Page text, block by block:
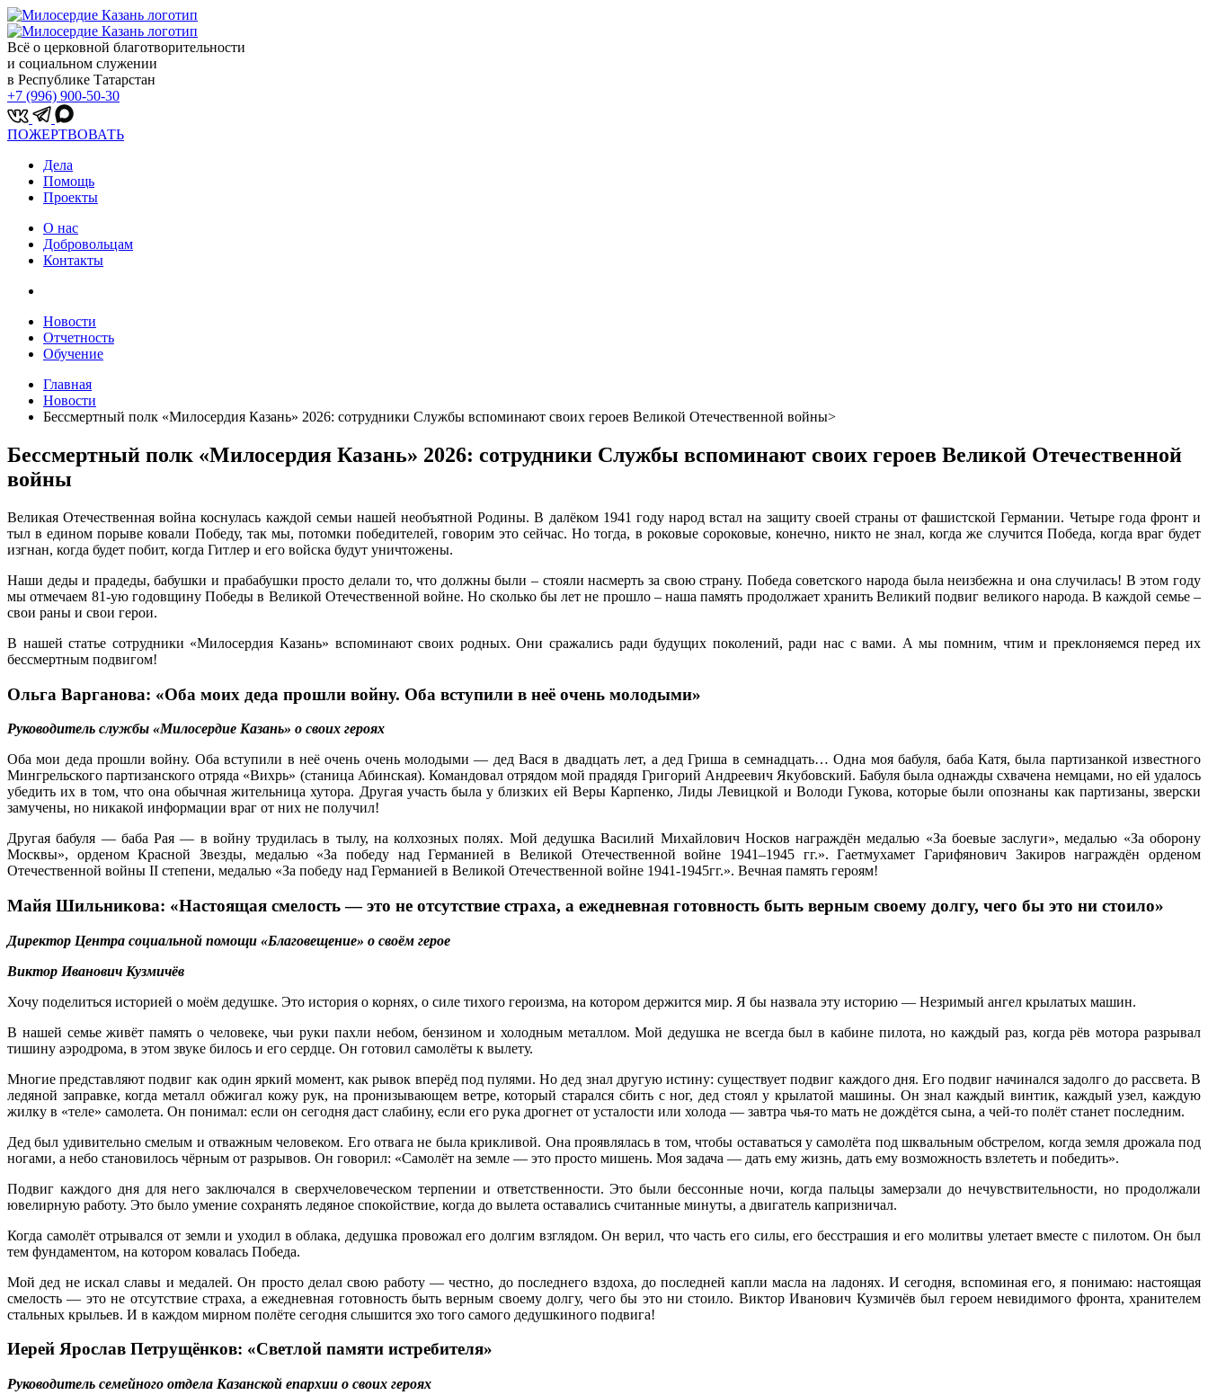
Всё о церковной благотворительности
и социальном служении
в Республике Татарстан
+7 (996) 900-50-30
ПОЖЕРТВОВАТЬ
Дела
Помощь
Проекты
О нас
Добровольцам
Контакты
Новости
Отчетность
Обучение
Главная
Новости
Бессмертный полк «Милосердия Казань» 2026: сотрудники Службы вспоминают своих героев Великой Отечественной войны>
Бессмертный полк «Милосердия Казань» 2026: сотрудники Службы вспоминают своих героев Великой Отечественной
войны
Великая Отечественная война коснулась каждой семьи нашей необъятной Родины. В далёком 1941 году народ встал на защиту своей страны от фашистской Германии. Четыре года фронт и
тыл в едином порыве ковали Победу, так мы, потомки победителей, говорим это сейчас. Но тогда, в роковые сороковые, конечно, никто не знал, когда же случится Победа, когда враг будет
изгнан, когда будет побит, когда Гитлер и его войска будут уничтожены.
Наши деды и прадеды, бабушки и прабабушки просто делали то, что должны были – стояли насмерть за свою страну. Победа советского народа была неизбежна и она случилась! В этом году
мы отмечаем 81-ую годовщину Победы в Великой Отечественной войне. Но сколько бы лет не прошло – наша память продолжает хранить Великий подвиг великого народа. В каждой семье –
свои раны и свои герои.
В нашей статье сотрудники «Милосердия Казань» вспоминают своих родных. Они сражались ради будущих поколений, ради нас с вами. А мы помним, чтим и преклоняемся перед их
бессмертным подвигом!
Ольга Варганова: «Оба моих деда прошли войну. Оба вступили в неё очень молодыми»
Руководитель службы «Милосердие Казань» о своих героях
Оба мои деда прошли войну. Оба вступили в неё очень очень молодыми — дед Вася в двадцать лет, а дед Гриша в семнадцать… Одна моя бабуля, баба Катя, была партизанкой известного
Мингрельского партизанского отряда «Вихрь» (станица Абинская). Командовал отрядом мой прадядя Григорий Андреевич Якубовский. Бабуля была однажды схвачена немцами, но ей удалось
убедить их в том, что она обычная жительница хутора. Другая участь была у близких ей Веры Карпенко, Лиды Левицкой и Володи Гукова, которые были опознаны как партизаны, зверски
замучены, но никакой информации враг от них не получил!
Другая бабуля — баба Рая — в войну трудилась в тылу, на колхозных полях. Мой дедушка Василий Михайлович Носков награждён медалью «За боевые заслуги», медалью «За оборону
Москвы», орденом Красной Звезды, медалью «За победу над Германией в Великой Отечественной войне 1941–1945 гг.». Гаетмухамет Гарифянович Закиров награждён орденом
Отечественной войны II степени, медалью «За победу над Германией в Великой Отечественной войне 1941-1945гг.». Вечная память героям!
Майя Шильникова: «Настоящая смелость — это не отсутствие страха, а ежедневная готовность быть верным своему долгу, чего бы это ни стоило»
Директор Центра социальной помощи «Благовещение» о своём герое
Виктор Иванович Кузмичёв
Хочу поделиться историей о моём дедушке. Это история о корнях, о силе тихого героизма, на котором держится мир. Я бы назвала эту историю — Незримый ангел крылатых машин.
В нашей семье живёт память о человеке, чьи руки пахли небом, бензином и холодным металлом. Мой дедушка не всегда был в кабине пилота, но каждый раз, когда рёв мотора разрывал
тишину аэродрома, в этом звуке билось и его сердце. Он готовил самолёты к вылету.
Многие представляют подвиг как один яркий момент, как рывок вперёд под пулями. Но дед знал другую истину: существует подвиг каждого дня. Его подвиг начинался задолго до рассвета. В
ледяной заправке, когда металл обжигал кожу рук, на пронизывающем ветре, который старался сбить с ног, дед стоял у крылатой машины. Он знал каждый винтик, каждый узел, каждую
жилку в «теле» самолета. Он понимал: если он сегодня даст слабину, если его рука дрогнет от усталости или холода — завтра чья-то мать не дождётся сына, а чей-то полёт станет последним.
Дед был удивительно смелым и отважным человеком. Его отвага не была крикливой. Она проявлялась в том, чтобы оставаться у самолёта под шквальным обстрелом, когда земля дрожала под
ногами, а небо становилось чёрным от разрывов. Он говорил: «Самолёт на земле — это просто мишень. Моя задача — дать ему жизнь, дать ему возможность взлететь и победить».
Подвиг каждого дня для него заключался в сверхчеловеческом терпении и ответственности. Это были бессонные ночи, когда пальцы замерзали до нечувствительности, но продолжали
ювелирную работу. Это было умение сохранять ледяное спокойствие, когда до вылета оставались считанные минуты, а двигатель капризничал.
Когда самолёт отрывался от земли и уходил в облака, дедушка провожал его долгим взглядом. Он верил, что часть его силы, его бесстрашия и его молитвы улетает вместе с пилотом. Он был
тем фундаментом, на котором ковалась Победа.
Мой дед не искал славы и медалей. Он просто делал свою работу — честно, до последнего вздоха, до последней капли масла на ладонях. И сегодня, вспоминая его, я понимаю: настоящая
смелость — это не отсутствие страха, а ежедневная готовность быть верным своему долгу, чего бы это ни стоило. Виктор Иванович Кузмичёв был героем невидимого фронта, хранителем
стальных крыльев. И в каждом мирном полёте сегодня слышится эхо того самого дедушкиного подвига!
Иерей Ярослав Петрущёнков: «Светлой памяти истребителя»
Руководитель семейного отдела Казанской епархии о своих героях